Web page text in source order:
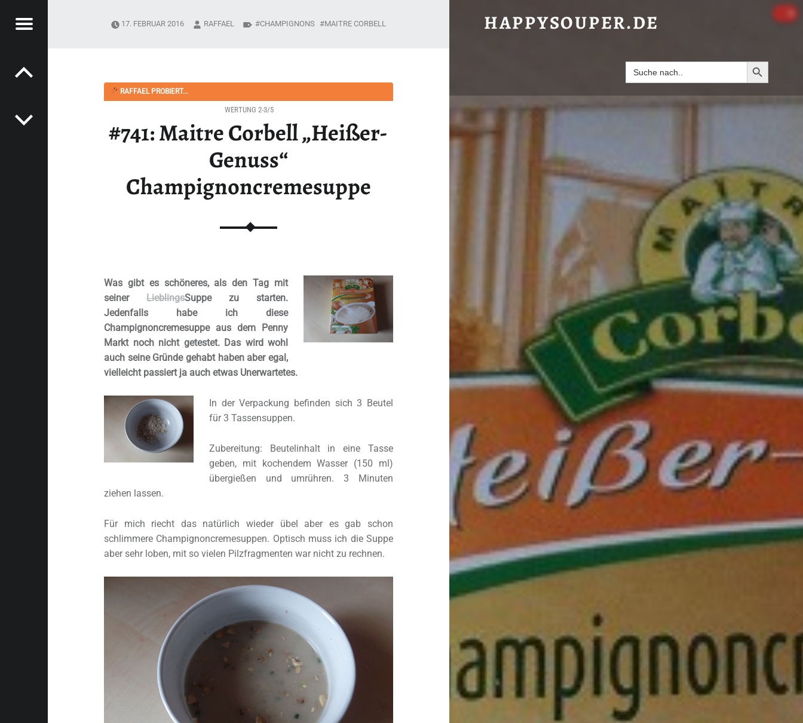
HAPPYSOUPER.DE
Menü
Search
for:
Search
RAFFAEL PROBIERT...
#741: Maitre Corbell „Heißer-
Genuss“
Champignoncremesuppe
WERTUNG 2-3/5
Was gibt es schöneres, als den Tag mit
seinerLieblingsSuppe zu starten.
Jedenfalls habe ich diese
Champignoncremesuppe aus dem Penny
Markt noch nicht getestet. Das wird wohl
auch seine Gründe gehabt haben aber egal,
vielleicht passiert ja auch etwas Unerwartetes.
In der Verpackung befinden sich 3 Beutel
für 3 Tassensuppen.
Zubereitung: Beutelinhalt in eine Tasse
geben, mit kochendem Wasser (150 ml)
übergießen und umrühren. 3 Minuten
ziehen lassen.
Für mich riecht das natürlich wieder übel aber es gab schon
schlimmere Champignoncremesuppen. Optisch muss ich die Suppe
aber sehr loben, mit so vielen Pilzfragmenten war nicht zu rechnen.
17. FEBRUAR 2016 RAFFAEL CHAMPIGNONS MAITRE CORBELL